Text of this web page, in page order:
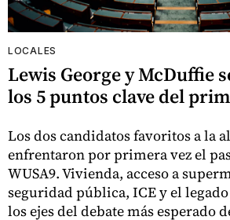
LOCALES
Lewis George y McDuffie
los 5 puntos clave del
Los dos candidatos favoritos a la
enfrentaron por primera vez el
WUSA9. Vivienda, acceso a
seguridad pública, ICE y el
los ejes del debate más esperado